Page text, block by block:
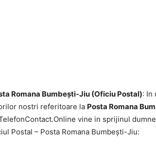
Romana Bumbeşti-Jiu (Oficiu Postal): In
nostri referitoare la Posta Romana
vine in sprijinul
Postal – Posta Romana Bumbeşti-Jiu: